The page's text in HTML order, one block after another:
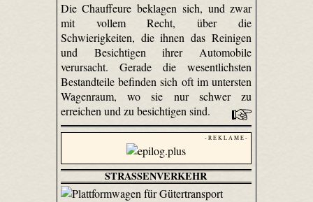
Die Chauffeure beklagen sich, und zwar
mit vollem Recht, über die
Schwierigkeiten, die ihnen das Reinigen
und Besichtigen ihrer Automobile
verursacht. Gerade die wesentlichsten
Bestandteile befinden sich oft im untersten
Wagenraum, wo sie nur schwer zu
erreichen und zu besichtigen sind.
- R E K L A M E -
STRASSENVERKEHR